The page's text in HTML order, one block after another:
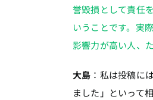
誉毀損として責任
いうことです。実
影響力が高い人、
大島 ：私は投稿に
ました」といって